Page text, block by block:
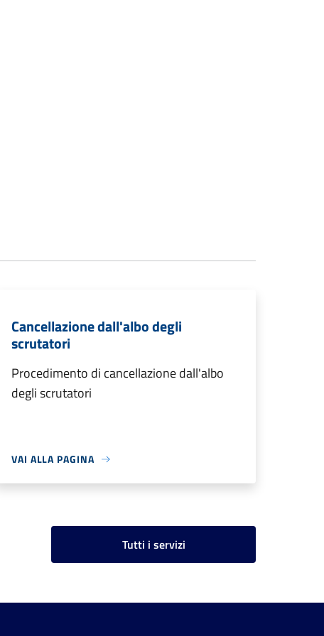
Cancellazione dall'albo degli
scrutatori
Procedimento di cancellazione dall'albo
degli scrutatori
VAI ALLA PAGINA
Tutti i servizi